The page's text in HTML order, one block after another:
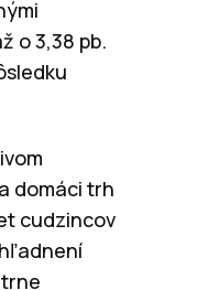
o 3,38 pb.
domáci trh
cudzincov